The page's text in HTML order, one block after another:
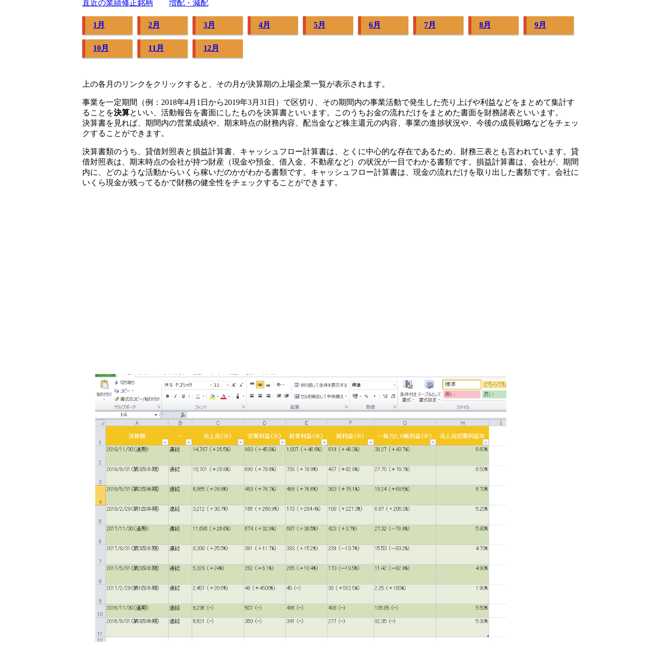
直近の業績修正銘柄
増配・減配
1月 2月 3月 4月 5月 6月 7月 8月 9月
10月 11月 12月
上の各月のリンクをクリックすると、その月が決算期の上場企業一覧が表示されます。
事業を一定期間（例：2018年4月1日から2019年3月31日）で区切り、その期間内の事業活動で発生した売り上げや利益などをまとめて集計す
ることを決算といい、活動報告を書面にしたものを決算書といいます。このうちお金の流れだけをまとめた書面を財務諸表といいます。
決算書を見れば、期間内の営業成績や、期末時点の財務内容、配当金など株主還元の内容、事業の進捗状況や、今後の成長戦略などをチェッ
クすることができます。
決算書類のうち、貸借対照表と損益計算書、キャッシュフロー計算書は、とくに中心的な存在であるため、財務三表とも言われています。貸
借対照表は、期末時点の会社が持つ財産（現金や預金、借入金、不動産など）の状況が一目でわかる書類です。損益計算書は、会社が、期間
内に、どのような活動からいくら稼いだのかがわかる書類です。キャッシュフロー計算書は、現金の流れだけを取り出した書類です。会社に
いくら現金が残ってるかで財務の健全性をチェックすることができます。